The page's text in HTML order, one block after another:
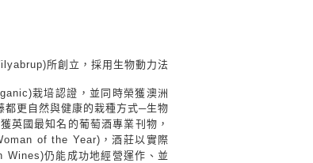
所創立，採用生物動力法
栽培認證，並同時榮獲澳洲
都更自然與健康的栽種方式─生物
國最知名的葡萄酒專業刊物，
of the Year)，酒莊以實際
Wines)仍能 成功地經營運作、並